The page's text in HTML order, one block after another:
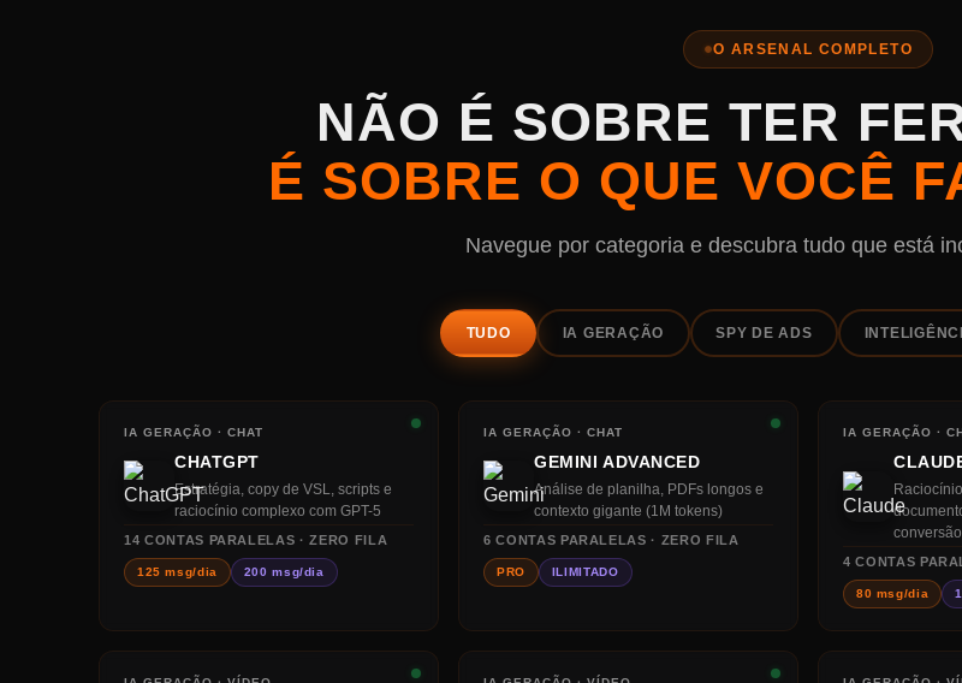
O ARSENAL COMPLETO
NÃO É SOBRE TER
É SOBRE O QUE VOCÊ
Navegue por categoria e descubra tudo que está
TUDO IA GERAÇÃO SPY DE ADS
IA GERAÇÃO · CHAT
CHATGPT
Estratégia, copy de VSL, scripts e
raciocínio complexo com GPT-5
14 CONTAS PARALELAS · ZERO FILA
125 msg/dia 200 msg/dia
IA GERAÇÃO · CHAT
GEMINI ADVANCED
Análise de planilha, PDFs longos e
contexto gigante (1M tokens)
6CONTAS PARALELAS · ZERO FILA
PRO ILIMITADO
IA GERAÇÃO ·
4CONTAS
80 msg/dia